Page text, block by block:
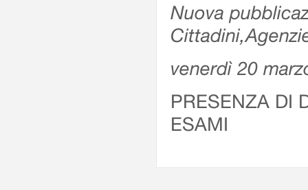
Nuova
venerdì 20
PRESENZA DI
ESAMI